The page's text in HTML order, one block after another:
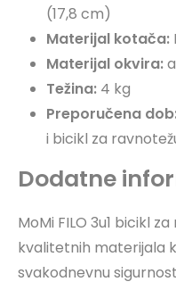
(17,8 cm)
Materijal kotača:
Materijal okvira:
Težina: 4 kg
Preporučena
i bicikl za
Dodatne
MoMi FILO 3u1 bicikl
kvalitetnih materijala
svakodnevnu